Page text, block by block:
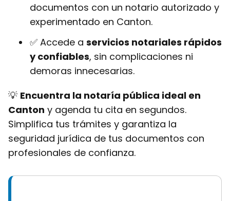
documentos con un notario autorizado y
experimentado en Canton.
✅ Accede a servicios notariales rápidos
y confiables, sin complicaciones ni
demoras innecesarias.
💡 Encuentra la notaría pública ideal en
Canton y agenda tu cita en segundos.
Simplifica tus trámites y garantiza la
seguridad jurídica de tus documentos con
profesionales de confianza.